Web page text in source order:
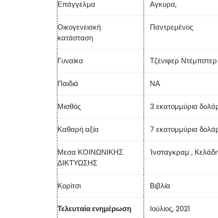
Επάγγελμα Αγκυρα,
Οικογενειακή
κατάσταση
Παντρεμένος
Γυναίκα Τζένιφερ Ντέμπστερ
Παιδιά ΝΑ
Μισθός 3 εκατομμύρια
Καθαρή αξία 7 εκατομμύρια
Μεσα ΚΟΙΝΩΝΙΚΗΣ
ΔΙΚΤΥΩΣΗΣ
Ίνσταγκραμ ,
Κορίτσι Βιβλία
Τελευταία ενημέρωση Ιούλιος, 2021